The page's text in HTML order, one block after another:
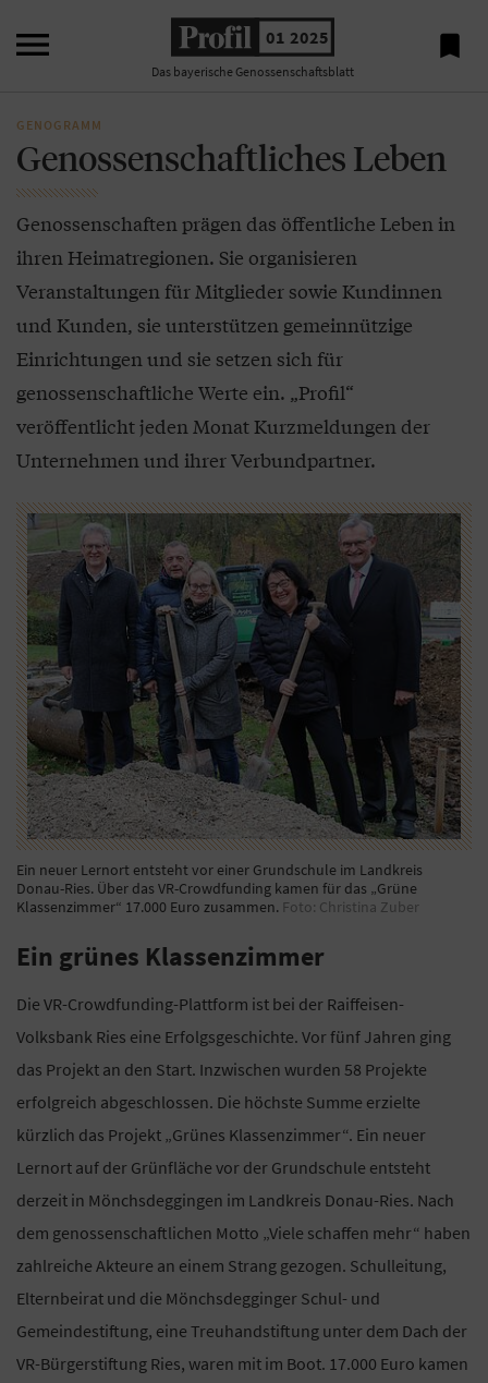
 01 2025
Das bayerische Genossenschaftsblatt

GENOGRAMM
Genossenschaftliches Leben
Genossenschaften prägen das öffentliche Leben in
ihren Heimatregionen. Sie organisieren
Veranstaltungen für Mitglieder sowie Kundinnen
und Kunden, sie unterstützen gemeinnützige
Einrichtungen und sie setzen sich für
genossenschaftliche Werte ein. „Profil“
veröffentlicht jeden Monat Kurzmeldungen der
Unternehmen und ihrer Verbundpartner.
Ein neuer Lernort entsteht vor einer Grundschule im Landkreis
Donau-Ries. Über das VR-Crowdfunding kamen für das „Grüne
Klassenzimmer“ 17.000 Euro zusammen. Foto: Christina Zuber
Ein grünes Klassenzimmer
Die VR-Crowdfunding-Plattform ist bei der Raiffeisen-
Volksbank Ries eine Erfolgsgeschichte. Vor fünf Jahren ging
das Projekt an den Start. Inzwischen wurden 58 Projekte
erfolgreich abgeschlossen. Die höchste Summe erzielte
kürzlich das Projekt „Grünes Klassenzimmer“. Ein neuer
Lernort auf der Grünfläche vor der Grundschule entsteht
derzeit in Mönchsdeggingen im Landkreis Donau-Ries. Nach
dem genossenschaftlichen Motto „Viele schaffen mehr“ haben
zahlreiche Akteure an einem Strang gezogen. Schulleitung,
Elternbeirat und die Mönchsdegginger Schul- und
Gemeindestiftung, eine Treuhandstiftung unter dem Dach der
VR-Bürgerstiftung Ries, waren mit im Boot. 17.000 Euro kamen